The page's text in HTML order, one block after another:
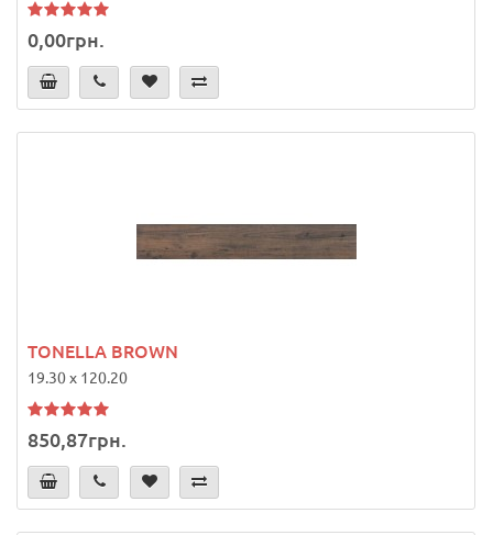
0,00грн.
TONELLA BROWN
19.30 x 120.20
850,87грн.